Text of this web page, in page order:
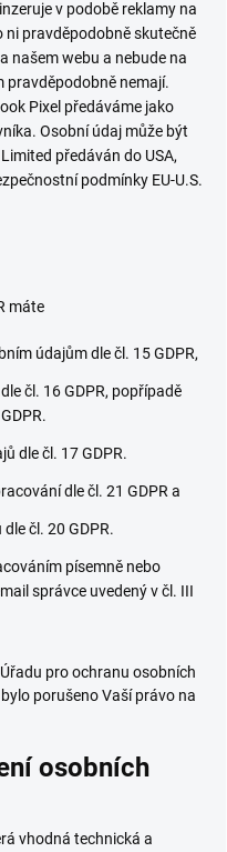
v podobě reklamy na
ni pravděpodobně skutečně
našem webu a nebude na
pravděpodobně nemají.
Pixel předáváme jako
Osobní údaj může být
předáván do USA,
podmínky EU-U.S.
máte
údajům dle čl. 15 GDPR,
čl. 16 GDPR, popřípadě
dle čl. 17 GDPR.
dle čl. 21 GDPR a
čl. 20 GDPR.
písemně nebo
správce uvedený v čl. III
pro ochranu osobních
porušeno Vaší právo na
osobních
vhodná technická a